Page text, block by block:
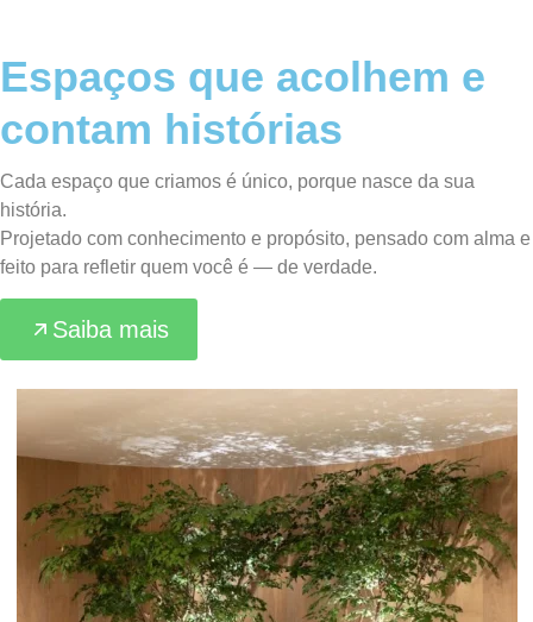
Espaços que acolhem e
contam histórias
Cada espaço que criamos é único, porque nasce da sua
história.
Projetado com conhecimento e propósito, pensado com alma e
feito para refletir quem você é — de verdade.
Saiba mais